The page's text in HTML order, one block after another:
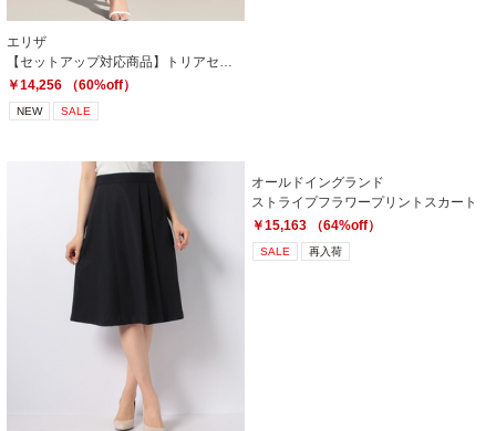
エリザ
￥14,256 （60%off）
NEW SALE
オールドイングランド
ストライプフラワープリントスカート
￥15,163 （64%off）
SALE 再入荷